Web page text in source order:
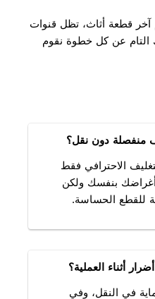
قطعة أثاث، تظل قنوات
عن كل خطوة نقوم
منفصلة دون نقل؟
الاحترافي فقط
بنفسك ولكن
للقطع الحساسة.
أثناء العملية؟
في النقل، وفي